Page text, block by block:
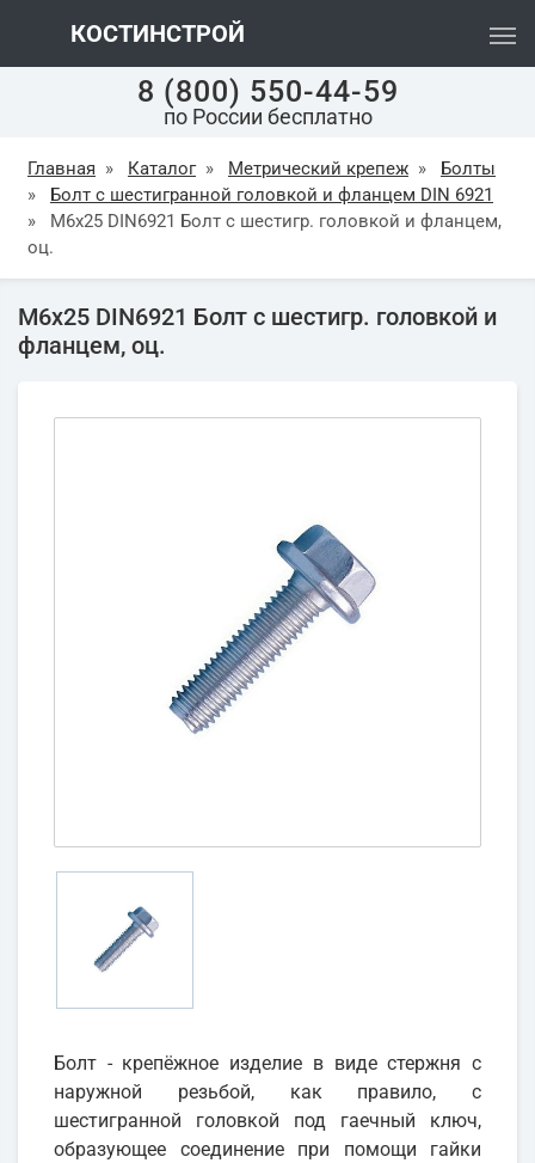
КОСТИНСТРОЙ
8 (800) 550-44-59
по России бесплатно
Главная » Каталог » Метрический крепеж »
Болты
»
Болт с шестигранной головкой и фланцем DIN 6921
»
М6х25 DIN6921 Болт с шестигр. головкой и фланцем,
оц.
М6х25 DIN6921 Болт с шестигр. головкой и
фланцем, оц.
Болт - крепёжное изделие в виде стержня с
наружной резьбой, как правило, с
шестигранной головкой под гаечный ключ,
образующее соединение при помощи гайки